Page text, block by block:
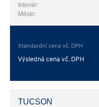
Interiér:
Město:
Standardní cena vč. DPH
Výsledná cena vč. DPH
TUCSON